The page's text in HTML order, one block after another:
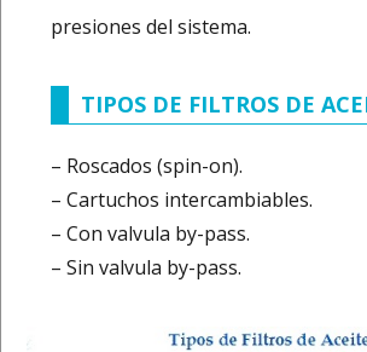
presiones del sistema.
TIPOS DE FILTROS DE
– Roscados (spin-on).
– Cartuchos intercambiables.
– Con valvula by-pass.
– Sin valvula by-pass.